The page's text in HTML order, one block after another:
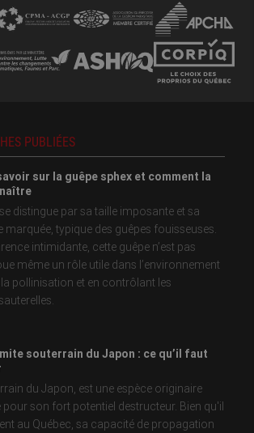
PUBLIÉES
sur la guêpe sphex et comment la
distingue par sa taille imposante et sa
marquée, typique des guêpes fouisseuses.
intimidante, cette guêpe n’est pas
même un rôle utile dans l’environnement
pollinisation et en contrôlant les
souterrain du Japon : ce qu’il faut
du Japon, est une espèce originaire
pour son fort potentiel destructeur. Bien qu'il
au Québec, sa capacité de propagation